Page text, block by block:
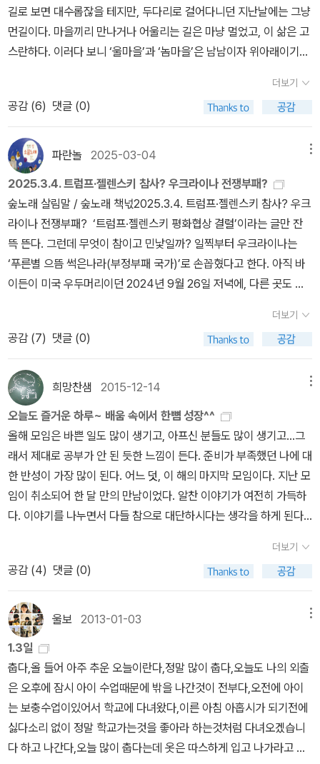
길로 보면 대수롭잖을 테지만, 두다리로 걸어다니던 지난날에는 그냥
먼길이다. 마을끼리 만나거나 어울리는 길은 마냥 멀었고, 이 삶은 고
스란하다. 이러다 보니 ‘울마을’과 ‘놈마을’은 남남이자 위아래이기도
(촌놈)’으로 친다. 서울에서 보면 인천과 부산은 시골것(촌것)이다.
인천과 부산에서 보면 부천과 창원은 시골것이다. 또한 부천과 창원
에서 보면 …… 끝이 없다. 모든 사람은 그저 사람이다. 높낮이가 없
다. 모든 사랑은 그저 사랑이다. 모든 사랑은 그대로 사랑이다. 모든
책은 그저 책이요, 모든 글은 그대로 글이다. 모든 별은 그저 별이고
모든 들숲메는 그대로 들숲메이다. 무엇을 보는 어떤 눈인가. 어디에
서는 어떤 몸인가. 누구하고 이웃하는 어떤 마음인가. 쓰고 읽는다.
읽고 쓴다. 함께놀기 함께살림 함께누리 함께사랑 함께마을 함께마음
함께하늘 …… 문득 하나하나 그려 본다. 함께걷기를 하기에 발맞추면
서 노래가 흐른다. 이쪽 시골에서 저쪽 시골로 가서 이웃 시골아이를
만나고서, 저쪽 시골에서 이쪽 시골로 돌아오려고 읍내를 거쳐서 먼
먼 길을 한참 돌고돌았다. 사람마을과 사람마을 사이는 멀다지만, 구
름까지 솟구치며 노래하는 새는 두 마을과 두 고을과 두 나라쯤은 아
(최종규). 낱말책을 쓴다. 《새로 쓰는 말밑 꾸러미 사전》, 《미래세대
를 위한 우리말과 문해력》, 《들꽃내음 따라 걷다가 작은책집을 보았
습니다》, 《우리말꽃》, 《쉬운 말이 평화》, 《곁말》, 《책숲마실》, 《우리
말 수수께끼 동시》, 《시골에서 살림 짓는 즐거움》, 《이오덕 마음 읽
기》을 썼다. blog.naver.com/hbooklove
더보기
공감 (6) 댓글 (0)
파란놀 2025-03-04
2025.3.4. 트럼프·젤렌스키 참사? 우크라이나 전쟁부패?
숲노래 살림말 / 숲노래 책넋2025.3.4. 트럼프·젤렌스키 참사? 우크
라이나 전쟁부패? ‘트럼프·젤렌스키 평화협상 결렬’이라는 글만 잔
뜩 뜬다. 그런데 무엇이 참이고 민낯일까? 일찍부터 우크라이나는
‘푸른별 으뜸 썩은나라(부정부패 국가)’로 손꼽혔다고 한다. 아직 바
이든이 미국 우두머리이던 2024년 9월 26일 저녁에, 다른 곳도 아
‘주류언론’에 안 실릴까? 또는 안 실을까? 러시아와 우크라이나가 땅
을 놓고서 싸우고 치고받고 죽이는 모습만 ‘주류언론’에서 다루고, 이
런 모습만 ‘소비’하라고 부추기는 얼거리이지 않을까? ‘트럼프·밴
스’는 왜 ‘젤렌스키’하고 말다툼을 벌였을까? ‘주류언론’ 사람들이 여
태껏 속이던 ‘젤렌스키 뒷낯’을 드러내는 자리이지는 않았을까? 여태
‘주류언론’ 그늘로 가려놓은, 우리 스스로 모르거나 안 쳐다보던 썩은
짓(부정부패)을 제대로 바라보기를 바라는 자리이지 않았을까? 〈전
남일보〉는 꽤 오래도록 “〈우크라이나 전쟁과 고려인〉”이라는 이름으
로 두 나라 사이에서 일어나는 다툼이 어떤 얼거리인지 알리는 글을
실었다. 전라남도 작은새뜸이 다루는 글이기에 ‘포털 검색’에서 잡기
도 어렵다만, 이미 ‘우크라이나 부정부패 이야기’는 차고 넘쳤는데, 우
리 스스로 눈감고서 안 들여다본 나날이지 싶다.https://www.jnilb
o.com/section.php?sid=458 “우크라이나 전쟁과 고려인 : 대형
히 짚고 읽고 생각해야지 싶다. 그저 러시아가 우크라이나로 쳐들어
간 싸움판을 넘어서, 매우 커다란 더럼늪이 우크라이나에 깊넓게 있
을 만하다. 우크라이나는 ‘체르노빌’이 터진 그 나라이다. 체르노빌이
왜 우크라이나에 있었을까?https://www.jnilbo.com/7495679
3542 누리바다(인터넷세상)는 오히려 끝없이 넘치는 글물결(정보
홍수) 탓에 민낯과 속낯을 감추고 속이는 구실을 일삼기도 한다고 느
낀다. 휩쓸리지 않는 눈을 떠야지 싶다. 참모습과 속낯을 바라보고서
다스리는 매무새를 일으켜야지 싶다.ㅍㄹㄴ※ 글쓴이숲노래·파란놀
더보기
공감 (7) 댓글 (0)
희망찬샘 2015-12-14
오늘도 즐거운 하루~ 배움 속에서 한뼘 성장^^
올해 모임은 바쁜 일도 많이 생기고, 아프신 분들도 많이 생기고...그
래서 제대로 공부가 안 된 듯한 느낌이 든다. 준비가 부족했던 나에 대
한 반성이 가장 많이 된다. 어느 덧, 이 해의 마지막 모임이다. 지난 모
임이 취소되어 한 달 만의 만남이었다. 알찬 이야기가 여전히 가득하
다. 이야기를 나누면서 다들 참으로 대단하시다는 생각을 하게 된다.
달아나는 느낌이 들어 오늘 이야기는 얼른얼른 적어둔다. 4학년 수
학 시간에 도형을 이용하여 가방의 무늬를 꾸민 적이 있었던 선생님
께서그 가방을 이용하여 가방 속에 물건을 넣어 보기로 했고, 그 물건
이 가방 속에서 삐죽이 삐져 나온 형태로 그리게 하셨다. 어떤 물건일
지 물건의 쓰임새를 설명하면서 물건 알아맞히기를 했다고 한다. 아
이들이 그리면서 재미있고, 퀴즈 내면서 재미있었겠다. 유난히 책
읽기가 싫다고 하는 두 아이를 앞에 앉히시고 읽어주셨다는 책!5학년
국어 교과서에 나오기도 하는 책이다. 책이란 무엇인가 물으니 '세상
을 보는 창'이라는 답이 나왔단다. 아이들 각자에게 물으셨다고. '너희
에게 독서란 무엇이니?' 그리고 1학년과 4학년이 짝을 이루어서 서
로 책읽어주기를 하였는데, 1학년 아이들이 엄청 좋아했다고 한다. 부
더보기
공감 (4) 댓글 (0)
울보 2013-01-03
1.3일
춥다,올 들어 아주 추운 오늘이란다,정말 많이 춥다,오늘도 나의 외출
은 오후에 잠시 아이 수업때문에 밖을 나간것이 전부다,오전에 아이
는 보충수업이있어서 학교에 다녀왔다,이른 아침 아홉시가 되기전에
싫다소리 없이 정말 학교가는것을 좋아라 하는것처럼 다녀오겠습니
다 하고 나간다,오늘 많이 춥다는데 옷은 따스하게 입고 나가라고 했